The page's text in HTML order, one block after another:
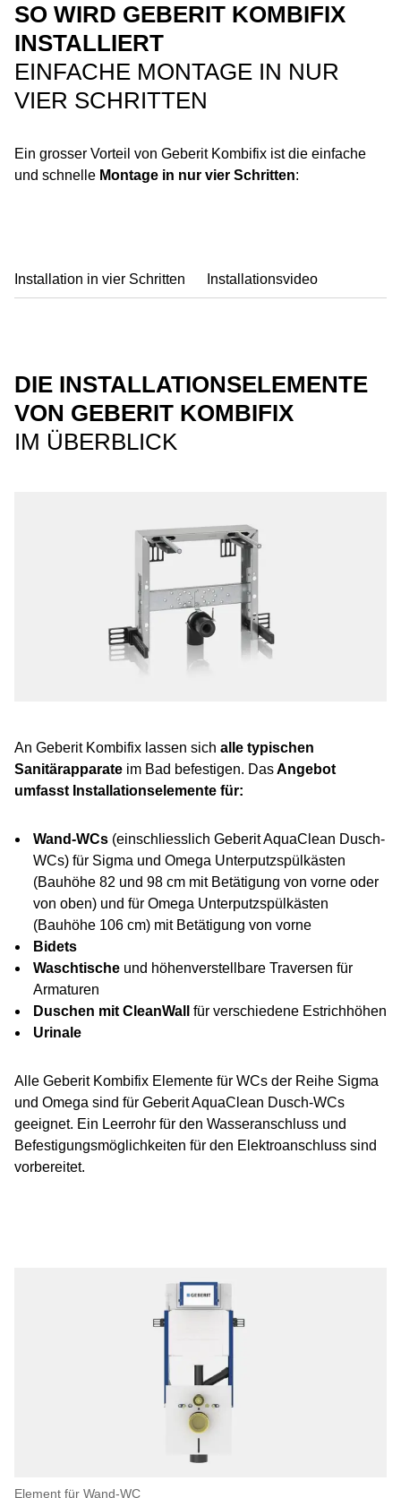
SO WIRD GEBERIT KOMBIFIX
INSTALLIERT
EINFACHE MONTAGE IN NUR
VIER SCHRITTEN
Ein grosser Vorteil von Geberit Kombifix ist die einfache
und schnelle Montage in nur vier Schritten:
Installation in vier Schritten Installationsvideo
DIE INSTALLATIONSELEMENTE
VON GEBERIT KOMBIFIX
IM ÜBERBLICK
An Geberit Kombifix lassen sich alle typischen
Sanitärapparate im Bad befestigen. DasAngebot
umfasst Installationselemente für:
Wand-WCs (einschliesslich Geberit AquaClean Dusch-
WCs) für Sigma und Omega Unterputzspülkästen
(Bauhöhe 82 und 98 cm mit Betätigung von vorne oder
von oben) und für Omega Unterputzspülkästen
(Bauhöhe 106 cm) mit Betätigung von vorne
Bidets
Waschtische und höhenverstellbare Traversen für
Armaturen
Duschen mit CleanWall für verschiedene Estrichhöhen
Urinale
Alle Geberit Kombifix Elemente für WCs der Reihe Sigma
und Omega sind für Geberit AquaClean Dusch-WCs
geeignet. Ein Leerrohr für den Wasseranschluss und
Befestigungsmöglichkeiten für den Elektroanschluss sind
vorbereitet.
Element für Wand-WC